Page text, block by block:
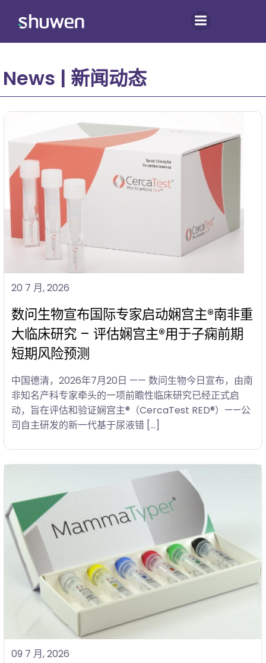
News | 新闻动态
20 7 月, 2026
数问生物宣布国际专家启动娴宫主®南非重
大临床研究 – 评估娴宫主®用于子痫前期
短期风险预测
中国德清，2026年7月20日 —— 数问生物今日宣布，由南
非知名产科专家牵头的一项前瞻性临床研究已经正式启
动，旨在评估和验证娴宫主®（CercaTest RED®）——公
司自主研发的新一代基于尿液错 […]
09 7 月, 2026